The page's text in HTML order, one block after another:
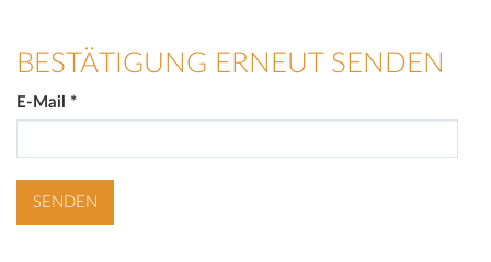
BESTÄTIGUNG ERNEUT SENDEN
E-Mail *